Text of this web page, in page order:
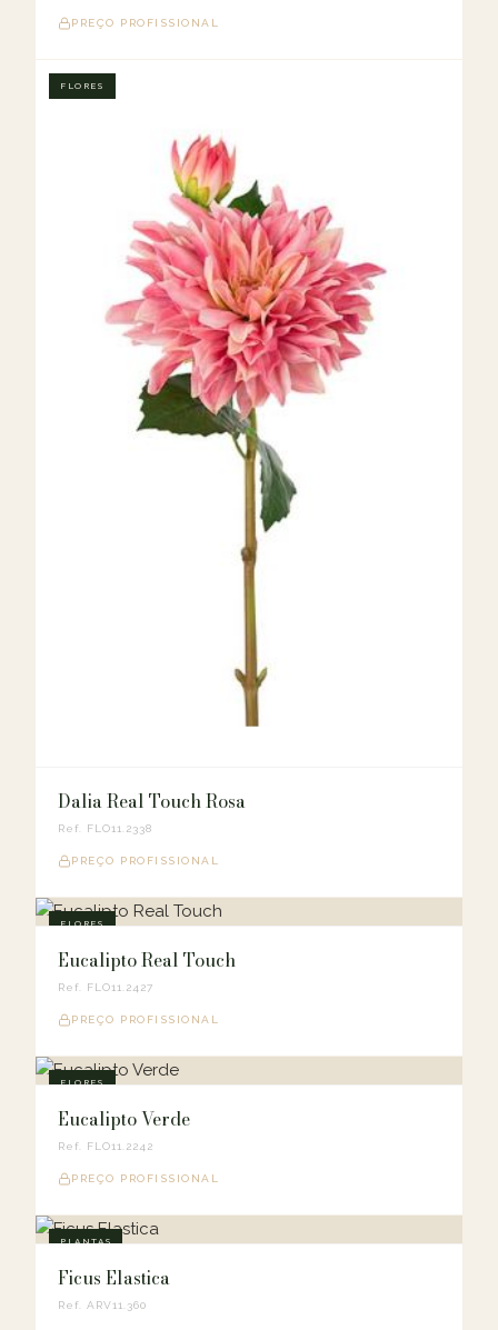
PREÇO PROFISSIONAL
FLORES
Dalia Real Touch Rosa
Ref. FLO11.2338
PREÇO PROFISSIONAL
FLORES
Eucalipto Real Touch
Ref. FLO11.2427
PREÇO PROFISSIONAL
FLORES
Eucalipto Verde
Ref. FLO11.2242
PREÇO PROFISSIONAL
PLANTAS
Ficus Elastica
Ref. ARV11.360